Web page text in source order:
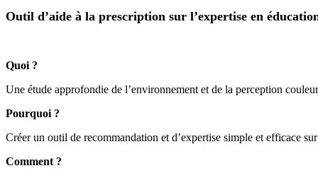
Outil d’aide à la prescription sur l’expertise en
Quoi ?
Une étude approfondie de l’environnement et de la perception
Pourquoi ?
Créer un outil de recommandation et d’expertise simple et efficace
Comment ?